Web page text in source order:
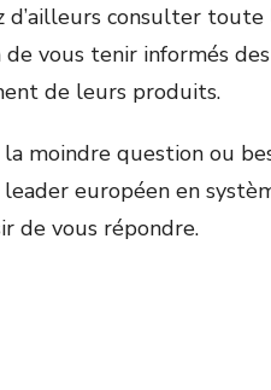
d’ailleurs consulter
vous tenir informés
de leurs produits.
moindre question ou
européen en
de vous répondre.